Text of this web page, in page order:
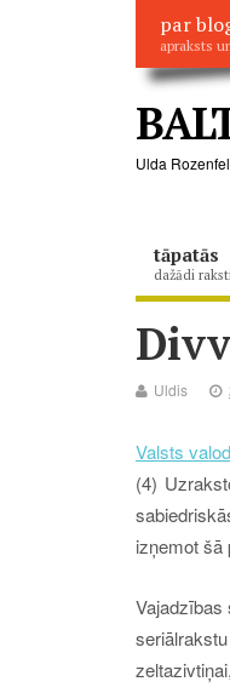
par
apraksts
Ulda
tāpatās
dažādi raksti
Uldis
Valsts
(4)
izņemot šā
Vajadzības